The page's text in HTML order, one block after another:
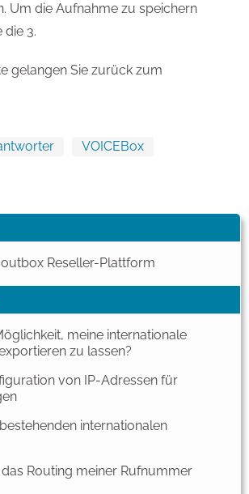
Reseller-Plattform
meine internationale
zu lassen?
von IP-Adressen für
internationalen
Routing meiner Rufnummer
Um die Aufnahme zu speichern
die 3.
gelangen Sie zurück zum
VOICEBox